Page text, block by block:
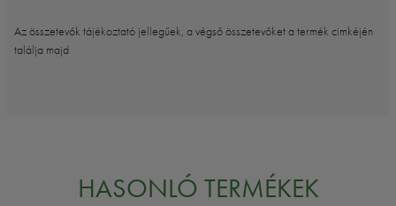
Az összetevők tájékoztató jellegűek, a végső összetevőket a termék cimkéjén
találja majd
HASONLÓ TERMÉKEK